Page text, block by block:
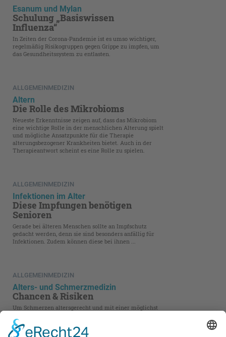
Esanum und Mylan
Schulung „Basiswissen
Influenza“
In Zeiten der Corona-Pandemie ist es umso wichtiger,
regelmäßig Risikogruppen gegen Grippe zu impfen, um
das Gesundheitssystem zu entlasten.
ALLGEMEINMEDIZIN
Altern
Die Rolle des Mikrobioms
Neueste Erkenntnisse zeigen auf, dass das Mikrobiom
eine wichtige Rolle in der menschlichen Alterung spielt
und mögliche Ansatzpunkte für die Therapie
alterungsbezogener Krankheiten bietet. Auch in der
Therapieantwort scheint es eine Rolle zu spielen.
ALLGEMEINMEDIZIN
Infektionen im Alter
Diese Impfungen benötigen
Senioren
Gerade bei älteren Menschen sollte an Impfschutz
gedacht werden, denn sie sind besonders anfällig für
Infektionen. Zudem können diese bei ihnen ...
ALLGEMEINMEDIZIN
Alters- und Schmerzmedizin
Chancen & Risiken
Um Schmerzen altersgerecht und mit einer möglichst
klare Vorgaben nötig. Deprescribing ist eine Methode,
die hilft, Interaktionen und Kontraindikationen ...